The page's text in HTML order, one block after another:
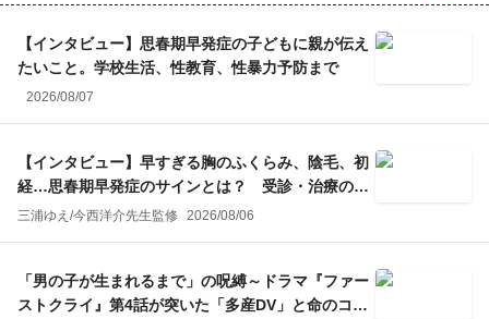
【インタビュー】思春期早発症の子どもに親が伝え
たいこと。学校生活、性教育、性暴力予防まで
2026/08/07
【インタビュー】早すぎる胸のふくらみ、陰毛、初
経…思春期早発症のサインとは？ 受診・治療のポ
イント
三浦ゆえ /今西洋介先生監修 2026/08/06
「男の子が生まれるまで」の呪縛～ドラマ『ファー
ストクライ』第4話が突いた「多産DV」と命のコン